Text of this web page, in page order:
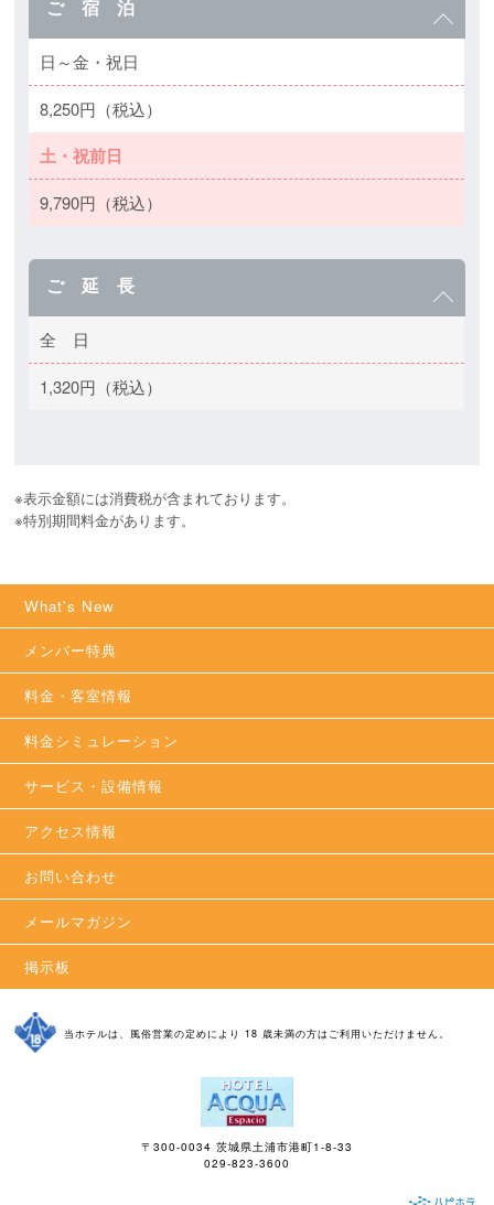
ご 宿 泊
日～金・祝日
8,250円（税込）
土・祝前日
9,790円（税込）
ご 延 長
全 日
1,320円（税込）
※表示金額には消費税が含まれております。
※特別期間料金があります。
What's New
メンバー特典
料金・客室情報
料金シミュレーション
サービス・設備情報
アクセス情報
お問い合わせ
メールマガジン
掲示板
当ホテルは、風俗営業の定めにより 18 歳未満の方はご利用いただけません。
〒300-0034 茨城県土浦市港町1-8-33
029-823-3600